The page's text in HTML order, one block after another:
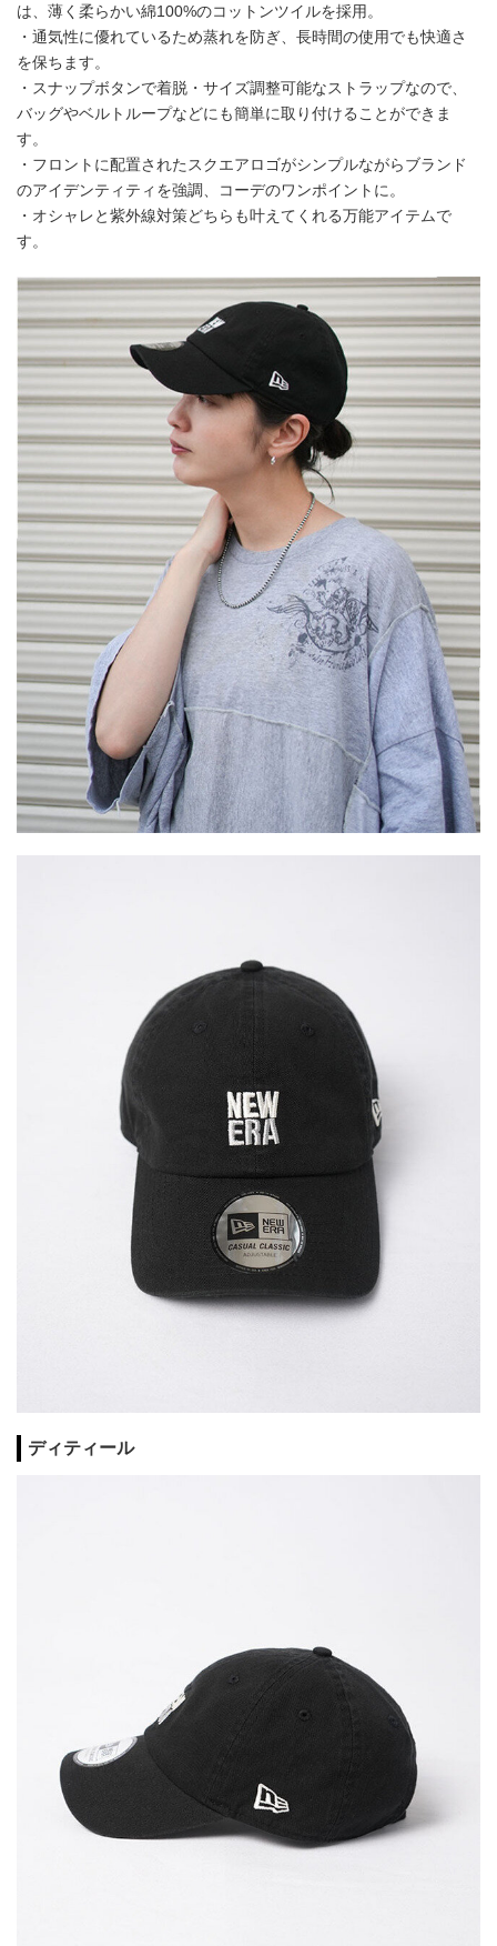
は、薄く柔らかい綿100%のコットンツイルを採用。
・通気性に優れているため蒸れを防ぎ、長時間の使用でも快適さ
を保ちます。
・スナップボタンで着脱・サイズ調整可能なストラップなので、
バッグやベルトループなどにも簡単に取り付けることができま
す。
・フロントに配置されたスクエアロゴがシンプルながらブランド
のアイデンティティを強調、コーデのワンポイントに。
・オシャレと紫外線対策どちらも叶えてくれる万能アイテムで
す。
ディティール